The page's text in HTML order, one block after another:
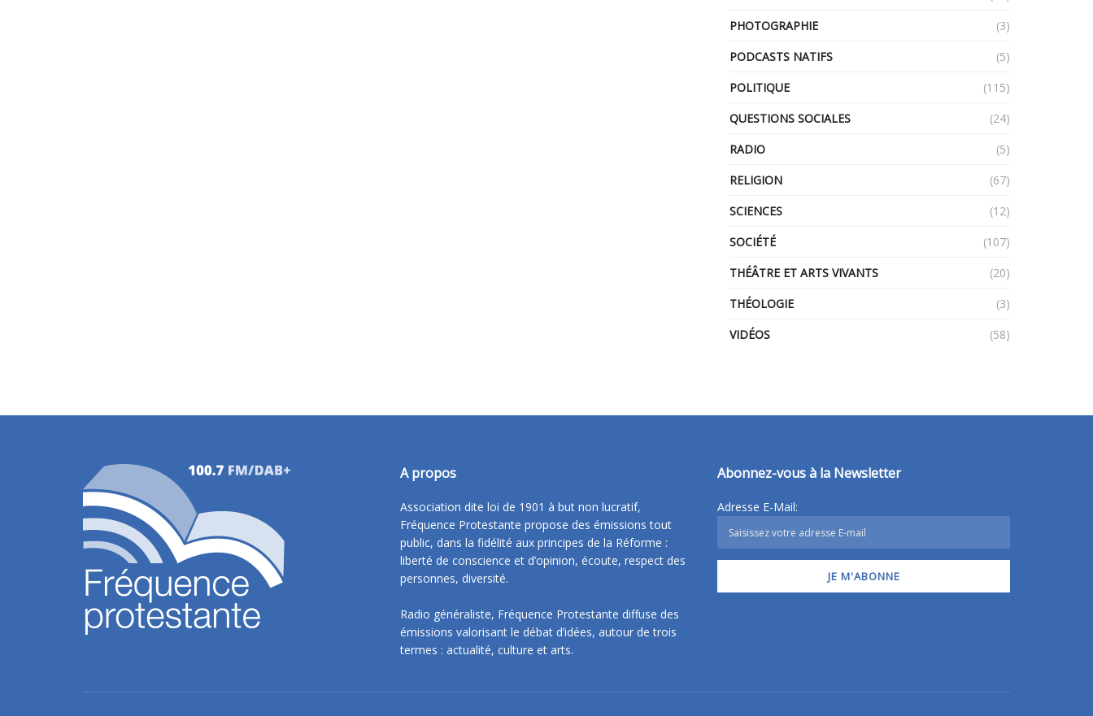
PHOTOGRAPHIE
(3)
PODCASTS NATIFS
(5)
POLITIQUE
(115)
QUESTIONS SOCIALES
(24)
RADIO
(5)
RELIGION
(67)
SCIENCES
(12)
SOCIÉTÉ
(107)
THÉÂTRE ET ARTS VIVANTS
(20)
THÉOLOGIE
(3)
VIDÉOS
(58)
A propos
Association dite loi de 1901 à but non lucratif,
Fréquence Protestante propose des émissions tout
public, dans la fidélité aux principes de la Réforme :
liberté de conscience et d’opinion, écoute, respect des
personnes, diversité.
Radio généraliste, Fréquence Protestante diffuse des
émissions valorisant le débat d’idées, autour de trois
termes : actualité, culture et arts.
Abonnez-vous à la Newsletter
Adresse E-Mail: